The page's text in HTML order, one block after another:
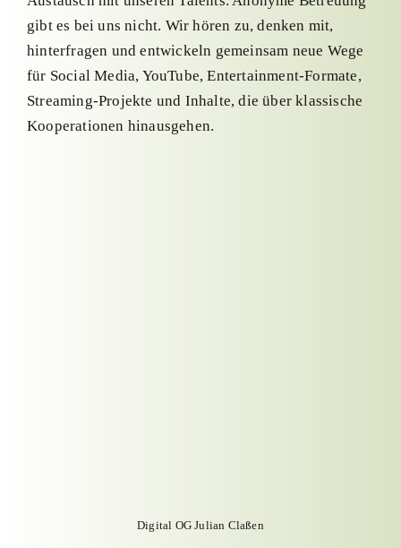
Digital OG Julian Claßen
gibt es bei uns nicht. Wir hören zu, denken mit,
hinterfragen und entwickeln gemeinsam neue Wege
für Social Media, YouTube, Entertainment-Formate,
Streaming-Projekte und Inhalte, die über klassische
Kooperationen hinausgehen.